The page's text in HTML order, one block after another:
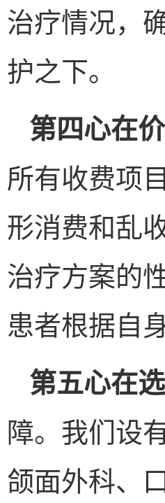
治疗情况，
护之下。
第四心在
所有收费项
形消费和乱
治疗方案的
患者根据自
第五心在
障。我们设
颌面外科、